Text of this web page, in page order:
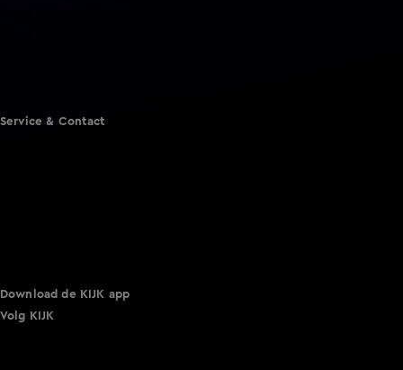
Service & Contact
Download de KIJK app
Volg KIJK